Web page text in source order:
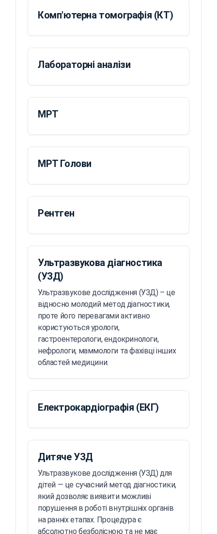
Комп'ютерна томографія (КТ)
Лабораторні аналізи
МРТ
МРТ Голови
Рентген
Ультразвукова діагностика
(УЗД)
Ультразвукове дослідження (УЗД) – це
відносно молодий метод діагностики,
проте його перевагами активно
користуються урологи,
гастроентерологи, ендокринологи,
нефрологи, маммологи та фахівці інших
областей медицини.
Електрокардіографія (ЕКГ)
Дитяче УЗД
Ультразвукове дослідження (УЗД) для
дітей — це сучасний метод діагностики,
який дозволяє виявити можливі
порушення в роботі внутрішніх органів
на ранніх етапах. Процедура є
абсолютно безболісною та не має